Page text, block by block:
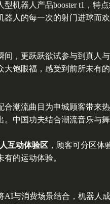
型机器人产品booster t1，特
器人的每一次的射门进球而
间，更跃跃欲试参与到真人
大饱眼福，感受到前所未有
合潮流曲目为申城顾客带来
。中国功夫结合潮流音乐与
互动体验区 ，顾客可分区
的运动体验。
AI与消费场景结合，机器人